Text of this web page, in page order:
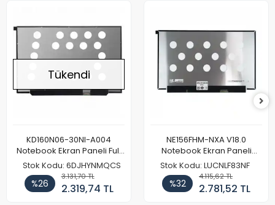
Tükendi
KD160N06-30NI-A004
Notebook Ekran Paneli Full
HD
Stok Kodu: 6DJHYNMQCS
%26
3.131,70 TL
2.319,74 TL
NE156FHM-NXA V18.0
Notebook Ekran Paneli
144Hz
Stok Kodu: LUCNLF83NF
%32
4.115,62 TL
2.781,52 TL